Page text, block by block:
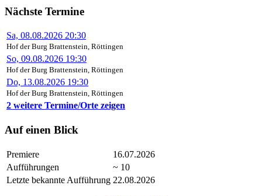
Nächste Termine
Sa, 08.08.2026 20:30
Hof der Burg Brattenstein, Röttingen
So, 09.08.2026 19:30
Hof der Burg Brattenstein, Röttingen
Do, 13.08.2026 19:30
Hof der Burg Brattenstein, Röttingen
2 weitere Termine/Orte zeigen
Auf einen Blick
Premiere
16.07.2026
Aufführungen
~ 10
Letzte bekannte Aufführung 22.08.2026